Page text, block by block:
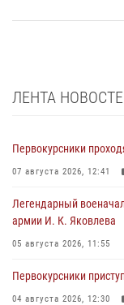
ЛЕНТА
Первокурсники
07 августа 2026, 12:41
Легендарный
армии И. К. Яковлева
05 августа 2026, 11:55
Первокурсники
04 августа 2026, 12:30